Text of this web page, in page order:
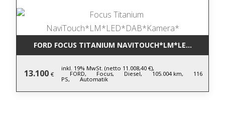
FORD FOCUS TITANIUM
13.100 €
inkl. 19% MwSt. (netto 11.008,40 €),
FORD, Focus, Diesel, 105.004 km, 116
PS, Automatik